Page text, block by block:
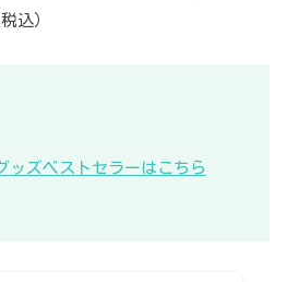
込）
ッズベストセラーはこちら